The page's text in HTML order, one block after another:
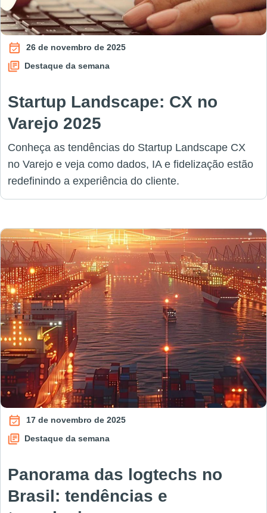
26 de novembro de 2025
Destaque da semana
Startup Landscape: CX no
Varejo 2025
Conheça as tendências do Startup Landscape CX
no Varejo e veja como dados, IA e fidelização estão
redefinindo a experiência do cliente.
17 de novembro de 2025
Destaque da semana
Panorama das logtechs no
Brasil: tendências e